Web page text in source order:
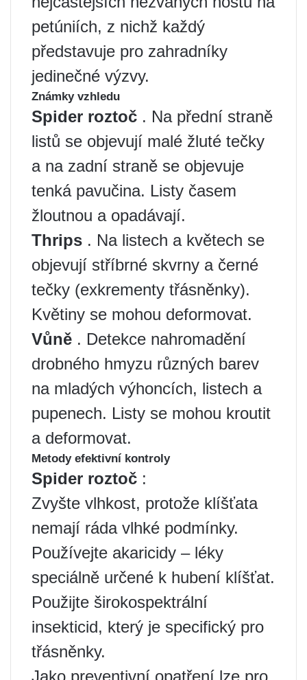
petúniích, z nichž každý
představuje pro zahradníky
jedinečné výzvy.
Známky vzhledu
Spider roztoč . Na přední straně
listů se objevují malé žluté tečky
a na zadní straně se objevuje
tenká pavučina. Listy časem
žloutnou a opadávají.
Thrips . Na listech a květech se
objevují stříbrné skvrny a černé
tečky (exkrementy třásněnky).
Květiny se mohou deformovat.
Vůně . Detekce nahromadění
drobného hmyzu různých barev
na mladých výhoncích, listech a
pupenech. Listy se mohou kroutit
a deformovat.
Metody efektivní kontroly
Spider roztoč :
Zvyšte vlhkost, protože klíšťata
nemají ráda vlhké podmínky.
Používejte akaricidy – léky
speciálně určené k hubení klíšťat.
Použijte širokospektrální
insekticid, který je specifický pro
třásněnky.